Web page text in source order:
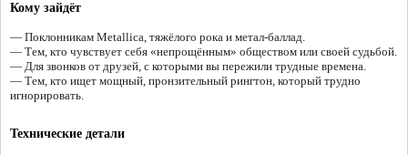
Кому зайдёт
— Поклонникам Metallica, тяжёлого рока и метал-баллад.
— Тем, кто чувствует себя «непрощённым» обществом или своей судьбой.
— Для звонков от друзей, с которыми вы пережили трудные времена.
— Тем, кто ищет мощный, пронзительный рингтон, который трудно
игнорировать.
Технические детали